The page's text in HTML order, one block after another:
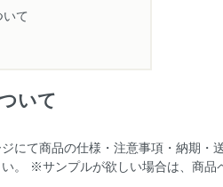
て
いて
にて商品の仕様・注意事項・納期
。 ※サンプルが欲しい場合は、商品